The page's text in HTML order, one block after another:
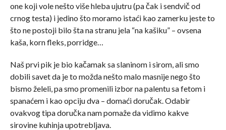
one koji vole nešto više hleba ujutru (pa čak i sendvič od
crnog testa) i jedino što moramo istaći kao zamerku jeste to
što ne postoji bilo šta na stranu jela “na kašiku” – ovsena
kaša, korn fleks, porridge…
Naš prvi pik je bio kačamak sa slaninom i sirom, ali smo
dobili savet da je to možda nešto malo masnije nego što
bismo želeli, pa smo promenili izbor na palentu sa fetom i
spanaćem i kao opciju dva – domaći doručak. Odabir
ovakvog tipa doručka nam pomaže da vidimo kakve
sirovine kuhinja upotrebljava.